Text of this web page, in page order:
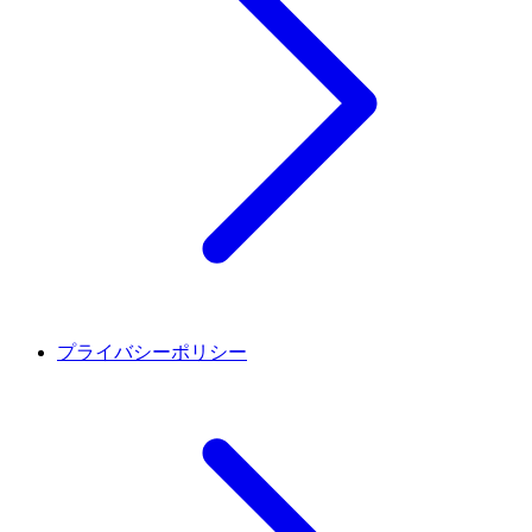
プライバシーポリシー